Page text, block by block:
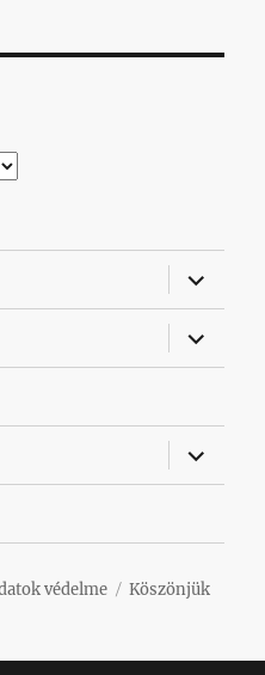
almenü
almenü
almenü
védelme
Köszönjük